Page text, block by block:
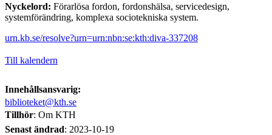
Nyckelord: Förarlösa fordon, fordonshälsa, servicedesign,
systemförändring, komplexa sociotekniska system.
urn.kb.se/resolve?urn=urn:nbn:se:kth:diva-337208
Till kalendern
Innehållsansvarig:
biblioteket@kth.se
Tillhör: Om KTH
Senast ändrad: 2023-10-19